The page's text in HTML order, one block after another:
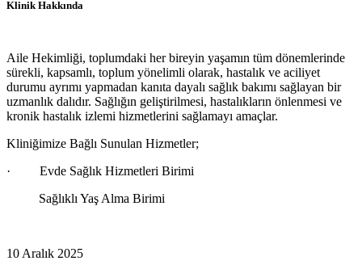
Klinik Hakkında
Aile Hekimliği, toplumdaki her bireyin yaşamın tüm dönemlerinde
sürekli, kapsamlı, toplum yönelimli olarak, hastalık ve aciliyet
durumu ayrımı yapmadan kanıta dayalı sağlık bakımı sağlayan bir
uzmanlık dalıdır. Sağlığın geliştirilmesi, hastalıkların önlenmesi ve
kronik hastalık izlemi hizmetlerini sağlamayı amaçlar.
Kliniğimize Bağlı Sunulan Hizmetler;
· Evde Sağlık Hizmetleri Birimi
Sağlıklı Yaş Alma Birimi
10 Aralık 2025